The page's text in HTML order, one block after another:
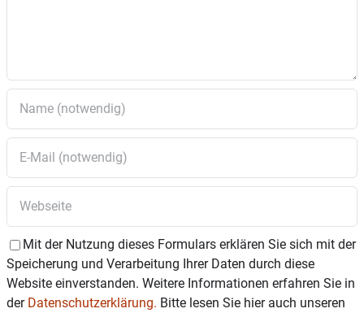
Mit der Nutzung dieses Formulars erklären Sie sich mit der
Speicherung und Verarbeitung Ihrer Daten durch diese
Website einverstanden. Weitere Informationen erfahren Sie in
der Datenschutzerklärung. Bitte lesen Sie hier auch unseren